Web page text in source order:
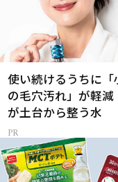
使い続けるうちに「
の毛穴汚れ」が軽減
が土台から整う水